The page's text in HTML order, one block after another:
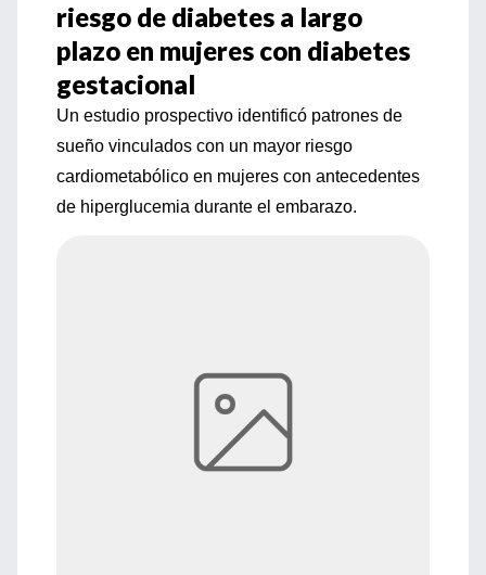
riesgo de diabetes a largo
plazo en mujeres con diabetes
gestacional
Un estudio prospectivo identificó patrones de
sueño vinculados con un mayor riesgo
cardiometabólico en mujeres con antecedentes
de hiperglucemia durante el embarazo.